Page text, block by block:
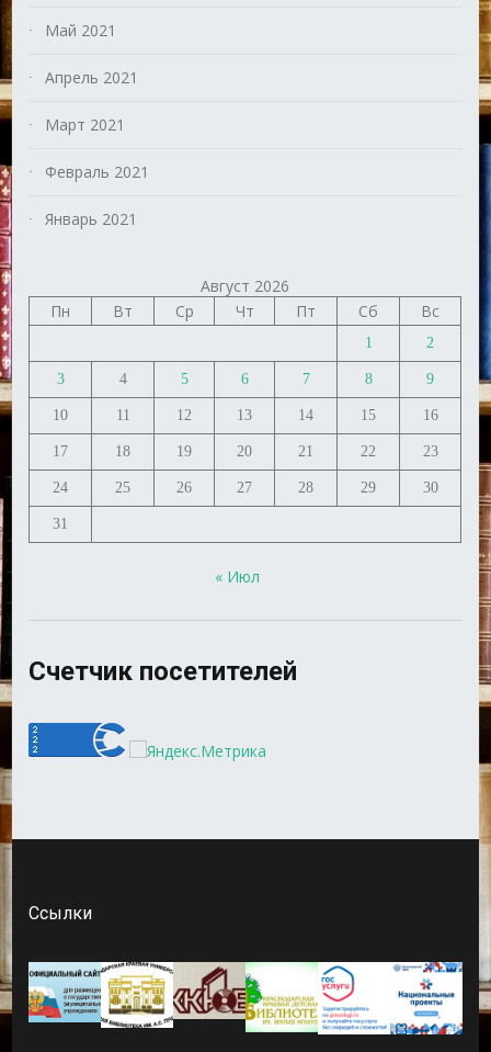
Май 2021
Апрель 2021
Март 2021
Февраль 2021
Январь 2021
Август 2026
Пн
Вт Ср Чт Пт Сб Вс
1 2
3 4 5 6 7 8 9
10 11 12 13 14 15 16
17 18 19 20 21 22 23
24 25 26 27 28 29 30
31
« Июл
Счетчик посетителей
Ссылки